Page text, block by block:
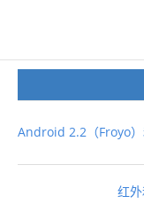
Android 2.2（Froyo
红